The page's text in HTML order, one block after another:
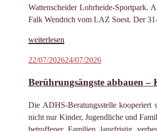
Wattenscheider Lohrheide-Sportpark.
Falk Wendrich vom LAZ Soest. Der
„Wendrich
für
bei
weiterlesen
Veröffentlicht
22/07/202624/07/2026
Berührungsängste abbauen –
Die ADHS-Beratungsstelle kooperiert
nicht nur Kinder, Jugendliche und
betroffener Familien langfristig